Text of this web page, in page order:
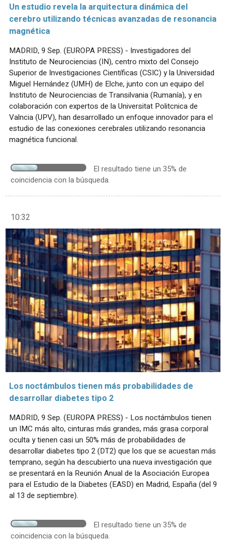
Un estudio revela la arquitectura dinámica del
cerebro utilizando técnicas avanzadas de resonancia
magnética
MADRID, 9 Sep. (EUROPA PRESS) - Investigadores del
Instituto de Neurociencias (IN), centro mixto del Consejo
Superior de Investigaciones Científicas (CSIC) y la Universidad
Miguel Hernández (UMH) de Elche, junto con un equipo del
Instituto de Neurociencias de Transilvania (Rumanía), y en
colaboración con expertos de la Universitat Politcnica de
Valncia (UPV), han desarrollado un enfoque innovador para el
estudio de las conexiones cerebrales utilizando resonancia
magnética funcional.
El resultado tiene un 35% de
coincidencia con la búsqueda.
10:32
Los noctámbulos tienen más probabilidades de
desarrollar diabetes tipo 2
MADRID, 9 Sep. (EUROPA PRESS) - Los noctámbulos tienen
un IMC más alto, cinturas más grandes, más grasa corporal
oculta y tienen casi un 50% más de probabilidades de
desarrollar diabetes tipo 2 (DT2) que los que se acuestan más
temprano, según ha descubierto una nueva investigación que
se presentará en la Reunión Anual de la Asociación Europea
para el Estudio de la Diabetes (EASD) en Madrid, España (del 9
al 13 de septiembre).
El resultado tiene un 35% de
coincidencia con la búsqueda.